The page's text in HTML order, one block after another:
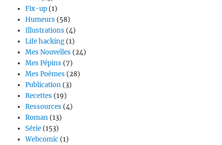
Fix-up(1)
Humeurs (58)
Illustrations (4)
Life hacking(1)
Mes Nouvelles (24)
Mes Pépins (7)
Mes Poèmes (28)
Publication(3)
Recettes (19)
Ressources (4)
Roman(13)
Série(153)
Webcomic (1)